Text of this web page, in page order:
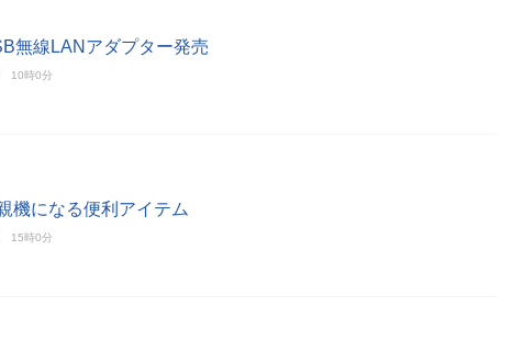
無線LANアダプター発売
10時0分
機になる便利アイテム
15時0分